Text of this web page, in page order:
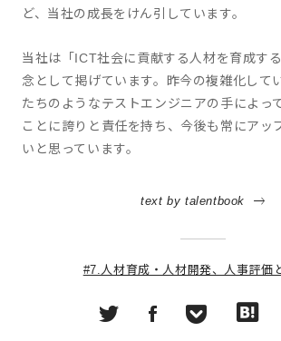
ど、当社の成長をけん引しています。
当社は「ICT社会に貢献する人材を育成す
念として掲げています。昨今の複雑化して
たちのようなテストエンジニアの手によっ
ことに誇りと責任を持ち、今後も常にアッ
いと思っています。
text by talentbook
#7.人材育成・人材開発、人事評価